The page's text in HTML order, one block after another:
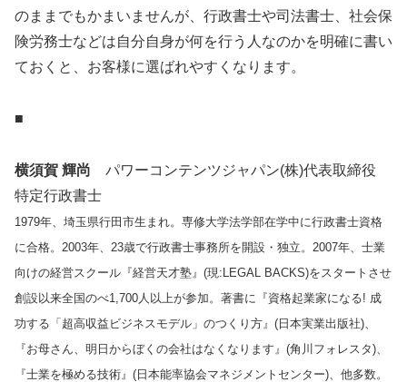
のままでもかまいませんが、行政書士や司法書士、社会保
険労務士などは自分自身が何を行う人なのかを明確に書い
ておくと、お客様に選ばれやすくなります。
■
横須賀 輝尚 パワーコンテンツジャパン(株)代表取締役
特定行政書士
1979年、埼玉県行田市生まれ。専修大学法学部在学中に行政書士資格
に合格。2003年、23歳で行政書士事務所を開設・独立。2007年、士業
向けの経営スクール『経営天才塾』(現:LEGAL BACKS)をスタートさせ
創設以来全国のべ1,700人以上が参加。著書に『資格起業家になる! 成
功する「超高収益ビジネスモデル」のつくり方』(日本実業出版社)、
『お母さん、明日からぼくの会社はなくなります』(角川フォレスタ)、
『士業を極める技術』(日本能率協会マネジメントセンター)、他多数。